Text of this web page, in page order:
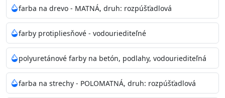
farba zasychá na dotyk po 30-60min./23°C po
dokonalom preschnutí minimálne 3-
4hod/23°C je možné aplikovať ďalšiu vrstvu náteru.
Doba schnutia je závislá na poveternostných
podmienkach s vyššou vlhkosťou a nižšou
teplotou sa doba schnutia predlžuje.
farba na drevo - MATNÁ, druh: rozpúšťadlová
farby protipliesňové - vodouriediteľné
polyuretánové farby na betón, podlahy, vodouriediteľná
farba na strechy - POLOMATNÁ, druh: rozpúšťadlová